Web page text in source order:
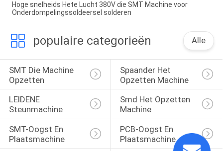
Hoge snelheids Hete Lucht 380V die SMT Machine voor
Onderdompelingssoldeersel solderen
populaire categorieën Alle
SMT Die Machine
Opzetten
Spaander Het
Opzetten Machine
LEIDENE
Steunmachine
Smd Het Opzetten
Machine
SMT-Oogst En
Plaatsmachine
PCB-Oogst En
Plaatsmachine